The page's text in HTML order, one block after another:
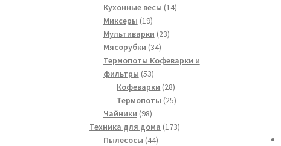
Кухонные весы 1414
Миксеры 1919
товаров
Мультиварки 2323
Мясорубки 3434
товара
Термопоты Кофеварки и
фильтры 5353
товара
Кофеварки 2828
товаров
Термопоты 2525
Чайники 9898
товаров
Техника для дома 173173
Пылесосы 4444